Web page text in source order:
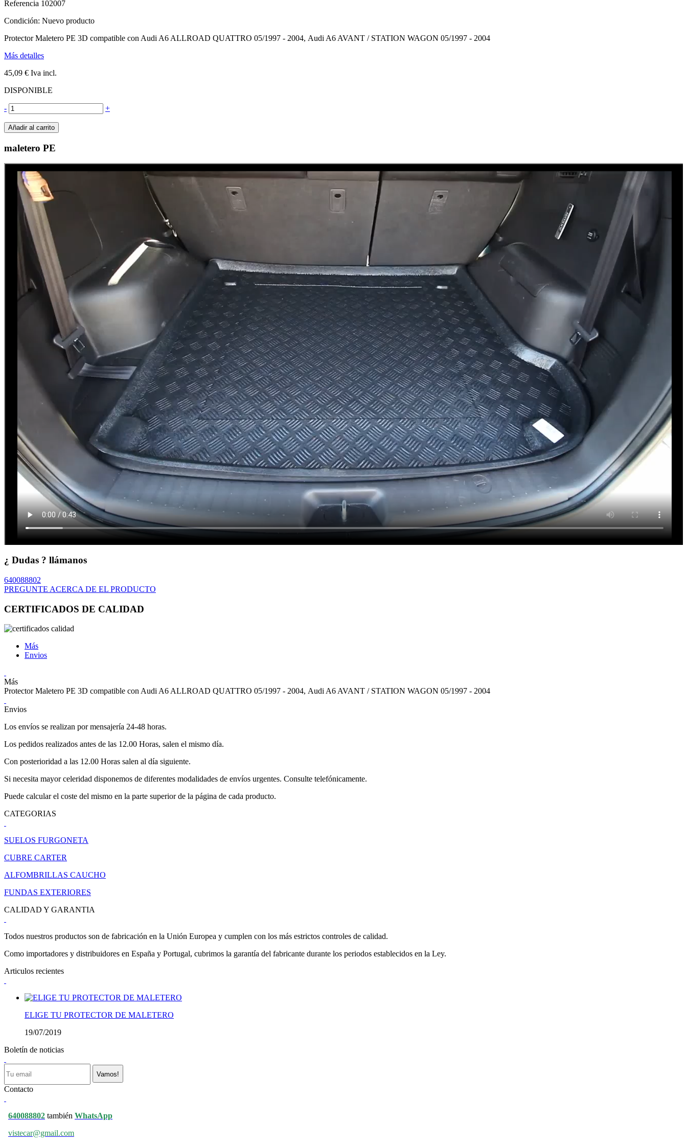
Referencia 102007
Condición: Nuevo producto
Protector Maletero PE 3D compatible con Audi A6 ALLROAD QUATTRO 05/1997 - 2004, Audi A6 AVANT / STATION WAGON 05/1997 - 2004
Más detalles
45,09 € Iva incl.
DISPONIBLE
- +
Añadir al carrito
maletero PE
¿ Dudas ? llámanos
640088802
PREGUNTE ACERCA DE EL PRODUCTO
CERTIFICADOS DE CALIDAD
Más
Envios
Más
Protector Maletero PE 3D compatible con Audi A6 ALLROAD QUATTRO 05/1997 - 2004, Audi A6 AVANT / STATION WAGON 05/1997 - 2004
Envios
Los envíos se realizan por mensajería 24-48 horas.
Los pedidos realizados antes de las 12.00 Horas, salen el mismo día.
Con posterioridad a las 12.00 Horas salen al día siguiente.
Si necesita mayor celeridad disponemos de diferentes modalidades de envíos urgentes. Consulte telefónicamente.
Puede calcular el coste del mismo en la parte superior de la página de cada producto.
CATEGORIAS
SUELOS FURGONETA
CUBRE CARTER
ALFOMBRILLAS CAUCHO
FUNDAS EXTERIORES
CALIDAD Y GARANTIA
Todos nuestros productos son de fabricación en la Unión Europea y cumplen con los más estrictos controles de calidad.
Como importadores y distribuidores en España y Portugal, cubrimos la garantía del fabricante durante los periodos establecidos en la Ley.
Articulos recientes
ELIGE TU PROTECTOR DE MALETERO
19/07/2019
Boletín de noticias
Vamos!
Contacto
640088802 también WhatsApp
vistecar@gmail.com